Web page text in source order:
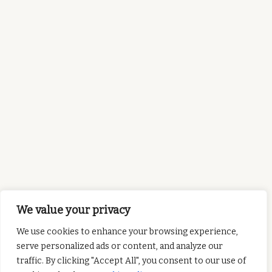
We value your privacy
We use cookies to enhance your browsing experience,
serve personalized ads or content, and analyze our
traffic. By clicking "Accept All", you consent to our use of